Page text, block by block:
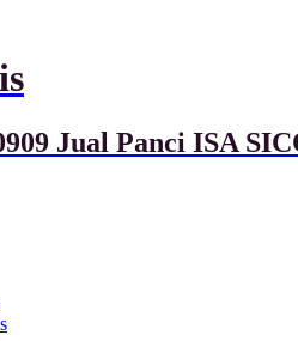
Jual Panci ISA